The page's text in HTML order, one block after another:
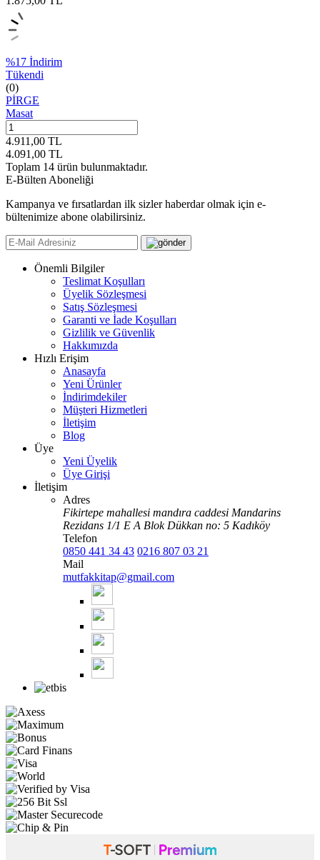
%17 İndirim
Tükendi
(0)
PİRGE
Masat
4.911,00 TL
4.091,00 TL
Toplam 14 ürün bulunmaktadır.
E-Bülten Aboneliği
Kampanya ve fırsatlardan ilk sizler haberdar olmak için e-
bültenimize abone olabilirsiniz.
Önemli Bilgiler
Teslimat Koşulları
Üyelik Sözleşmesi
Satış Sözleşmesi
Garanti ve İade Koşulları
Gizlilik ve Güvenlik
Hakkımızda
Hızlı Erişim
Anasayfa
Yeni Ürünler
İndirimdekiler
Müşteri Hizmetleri
İletişim
Blog
Üye
Yeni Üyelik
Üye Girişi
İletişim
Adres
Fikirtepe mahallesi mandıra caddesi Mandarins
Rezidans 1/1 E A Blok Dükkan no: 5 Kadıköy
Telefon
0850 441 34 43 0216 807 03 21
Mail
mutfakkitap@gmail.com